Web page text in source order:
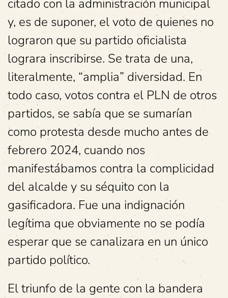
citado con la administración municipal
y, es de suponer, el voto de quienes no
lograron que su partido oficialista
lograra inscribirse. Se trata de una,
literalmente, “amplia” diversidad. En
todo caso, votos contra el PLN de otros
partidos, se sabía que se sumarían
como protesta desde mucho antes de
febrero 2024, cuando nos
manifestábamos contra la complicidad
del alcalde y su séquito con la
gasificadora. Fue una indignación
legítima que obviamente no se podía
esperar que se canalizara en un único
partido político.
El triunfo de la gente con la bandera